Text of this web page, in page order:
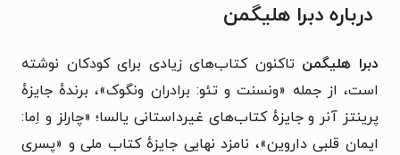
درباره دبرا هلیگمن
دبرا هلیگمن تاکنون کتاب‌های زیادی برای کودکان نوشته
است، از جمله «ونسنت و تئو: برادران ونگوک»، برندهٔ جایزهٔ
پرینتز آنر و جایزهٔ کتاب‌های غیرداستانی یالسا؛ «چارلز و اِما:
ایمان قلبی داروین»، نامزد نهایی جایزهٔ کتاب ملی و «پسری